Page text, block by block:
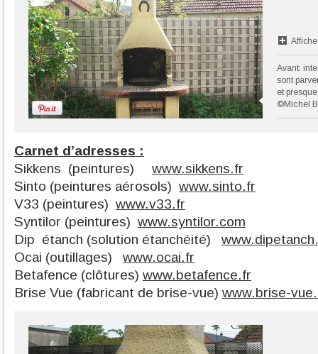
Avant:
sont
et
©Michel
Carnet d’adresses :
Sikkens (peintures) www.sikkens.fr
Sinto (peintures aérosols) www.sinto.fr
V33 (peintures) www.v33.fr
Syntilor (peintures) www.syntilor.com
Dip étanch (solution étanchéité)
Ocai (outillages) www.ocai.fr
Betafence (clôtures) www.betafence.fr
Brise Vue (fabricant de brise-vue) www.brise-